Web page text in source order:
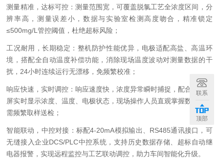
测量精准，达标可控：测量范围宽，可覆盖脱氯工艺全浓度区间，分
辨率高，测量误差小，数据与实验室检测高度吻合，精准锁定
≤500mg/L管控阈值，杜绝超标风险；
工况耐用，长期稳定：整机防护性能优异，电极适配高盐、高温环
境，搭配全自动温度补偿功能，消除现场温度波动对测量数据的干
扰，24小时连续运行无漂移，免频繁校准；
响应快速，实时调控：响应速度快，浓度异常瞬时捕捉，配合高清大
屏实时显示浓度、温度、电极状态，现场操作人员直观掌握数据，无
需频繁取样送检；
智能联动，中控对接：标配4-20mA模拟输出、RS485通讯接口，可
无缝接入企业DCS/PLC中控系统，支持历史数据存储、超标自动继
电器报警，实现远程监控与工艺联动调控，助力车间智能化升级。
联系
顶部